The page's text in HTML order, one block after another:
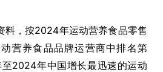
料，按2024年运动营养食品零售
营养食品品牌运营商中排名第
2024年中国增长最迅速的运动